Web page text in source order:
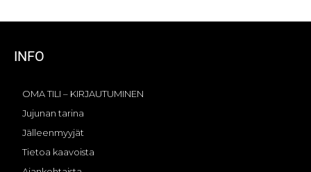
INFO
OMA TILI – KIRJAUTUMINEN
Jujunan tarina
Jälleenmyyjät
Tietoa kaavoista